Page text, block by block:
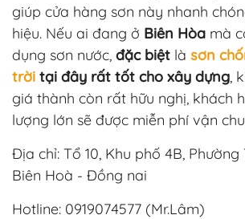
giúp cửa hàng sơn này nhanh
hiệu. Nếu ai đang ở Biên Hòa mà
dụng sơn nước, đặc biệt là sơn
trời tại đây rất tốt cho xây dựng ,
giá thành còn rất hữu nghị, khách
lượng lớn sẽ được miễn phí vận
Địa chỉ: Tổ 10, Khu phố 4B, Phường
Biên Hoà - Đồng nai
Hotline: 0919074577 (Mr.Lâm)